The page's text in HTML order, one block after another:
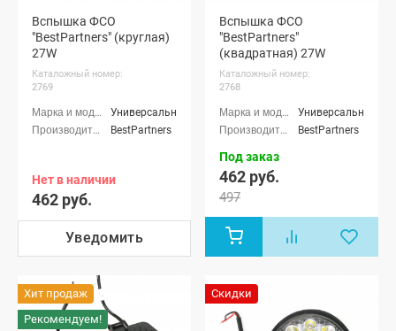
Вспышка ФСО
"BestPartners" (круглая)
27W
Каталожный номер:
2769
Универсальные
BestPartners
Нет в наличии
462 руб.
Уведомить
Вспышка ФСО
"BestPartners"
(квадратная) 27W
Каталожный номер:
2768
Универсальные
BestPartners
Под заказ
462 руб.
497
Хит продаж
Рекомендуем!
Скидки